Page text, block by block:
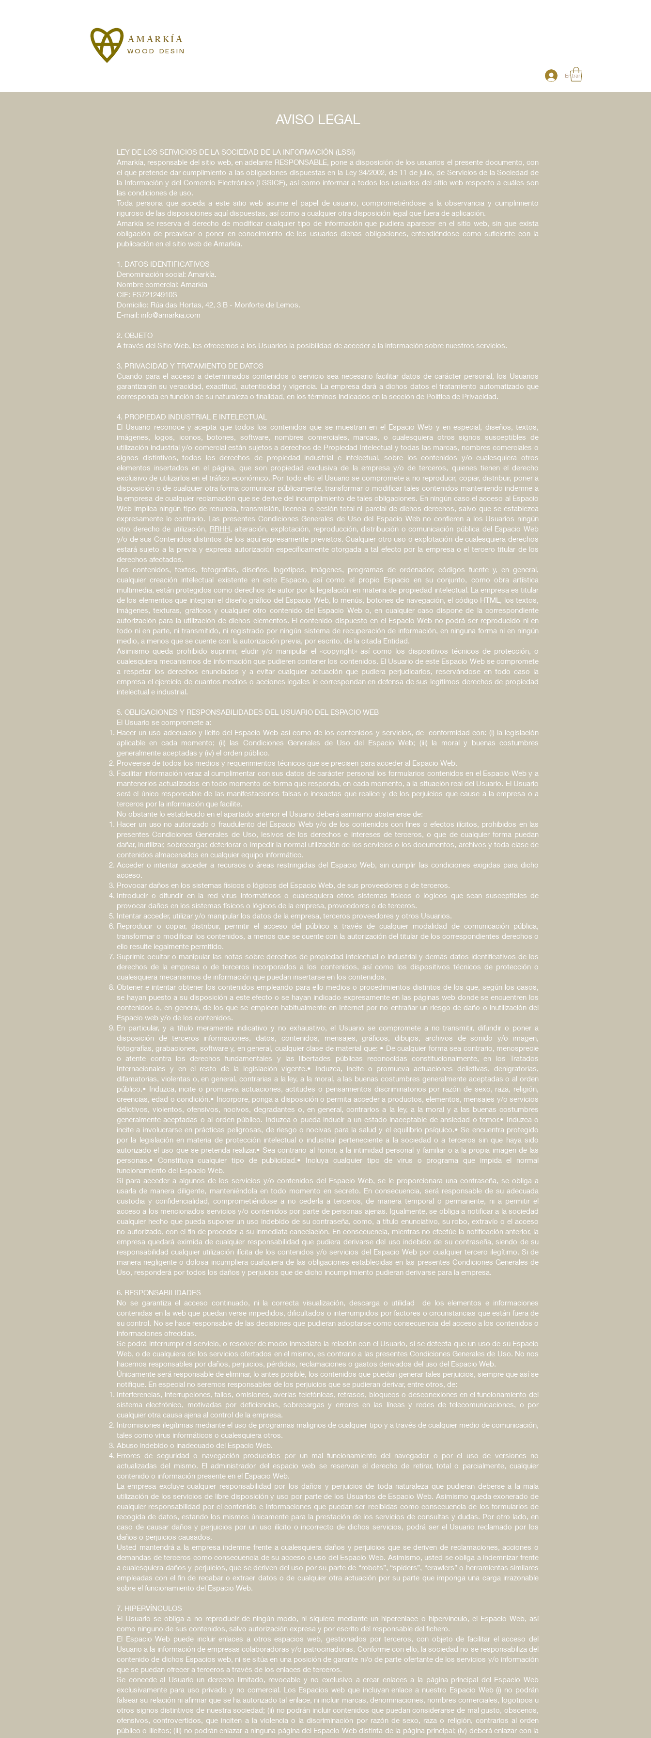
AMARKÍA
WOOD DESIN
Entrar
AVISO LEGAL
LEY DE LOS SERVICIOS DE LA SOCIEDAD DE LA INFORMACIÓN (LSSI)
Amarkía, responsable del sitio web, en adelante RESPONSABLE, pone a disposición de los usuarios el presente documento, con
el que pretende dar cumplimiento a las obligaciones dispuestas en la Ley 34/2002, de 11 de julio, de Servicios de la Sociedad de
la Información y del Comercio Electrónico (LSSICE), así como informar a todos los usuarios del sitio web respecto a cuáles son
las condiciones de uso.
Toda persona que acceda a este sitio web asume el papel de usuario, comprometiéndose a la observancia y cumplimiento
riguroso de las disposiciones aquí dispuestas, así como a cualquier otra disposición legal que fuera de aplicación.
Amarkía se reserva el derecho de modificar cualquier tipo de información que pudiera aparecer en el sitio web, sin que exista
obligación de preavisar o poner en conocimiento de los usuarios dichas obligaciones, entendiéndose como suficiente con la
publicación en el sitio web de Amarkía.
1. DATOS IDENTIFICATIVOS
Denominación social: Amarkía.
Nombre comercial: Amarkía
CIF: ES72124910S
Domicilio: Rúa das Hortas, 42, 3 B - Monforte de Lemos.
E-mail: info@amarkia.com
2. OBJETO
A través del Sitio Web, les ofrecemos a los Usuarios la posibilidad de acceder a la información sobre nuestros servicios.
3. PRIVACIDAD Y TRATAMIENTO DE DATOS
Cuando para el acceso a determinados contenidos o servicio sea necesario facilitar datos de carácter personal, los Usuarios
garantizarán su veracidad, exactitud, autenticidad y vigencia. La empresa dará a dichos datos el tratamiento automatizado que
corresponda en función de su naturaleza o finalidad, en los términos indicados en la sección de Política de Privacidad.
4. PROPIEDAD INDUSTRIAL E INTELECTUAL
El Usuario reconoce y acepta que todos los contenidos que se muestran en el Espacio Web y en especial, diseños, textos,
imágenes, logos, iconos, botones, software, nombres comerciales, marcas, o cualesquiera otros signos susceptibles de
utilización industrial y/o comercial están sujetos a derechos de Propiedad Intelectual y todas las marcas, nombres comerciales o
signos distintivos, todos los derechos de propiedad industrial e intelectual, sobre los contenidos y/o cualesquiera otros
elementos insertados en el página, que son propiedad exclusiva de la empresa y/o de terceros, quienes tienen el derecho
exclusivo de utilizarlos en el tráfico económico. Por todo ello el Usuario se compromete a no reproducir, copiar, distribuir, poner a
disposición o de cualquier otra forma comunicar públicamente, transformar o modificar tales contenidos manteniendo indemne a
la empresa de cualquier reclamación que se derive del incumplimiento de tales obligaciones. En ningún caso el acceso al Espacio
Web implica ningún tipo de renuncia, transmisión, licencia o cesión total ni parcial de dichos derechos, salvo que se establezca
expresamente lo contrario. Las presentes Condiciones Generales de Uso del Espacio Web no confieren a los Usuarios ningún
otro derecho de utilización, RRHH, alteración, explotación, reproducción, distribución o comunicación pública del Espacio Web
y/o de sus Contenidos distintos de los aquí expresamente previstos. Cualquier otro uso o explotación de cualesquiera derechos
estará sujeto a la previa y expresa autorización específicamente otorgada a tal efecto por la empresa o el tercero titular de los
derechos afectados.
Los contenidos, textos, fotografías, diseños, logotipos, imágenes, programas de ordenador, códigos fuente y, en general,
cualquier creación intelectual existente en este Espacio, así como el propio Espacio en su conjunto, como obra artística
multimedia, están protegidos como derechos de autor por la legislación en materia de propiedad intelectual. La empresa es titular
de los elementos que integran el diseño gráfico del Espacio Web, lo menús, botones de navegación, el código HTML, los textos,
imágenes, texturas, gráficos y cualquier otro contenido del Espacio Web o, en cualquier caso dispone de la correspondiente
autorización para la utilización de dichos elementos. El contenido dispuesto en el Espacio Web no podrá ser reproducido ni en
todo ni en parte, ni transmitido, ni registrado por ningún sistema de recuperación de información, en ninguna forma ni en ningún
medio, a menos que se cuente con la autorización previa, por escrito, de la citada Entidad.
Asimismo queda prohibido suprimir, eludir y/o manipular el «copyright» así como los dispositivos técnicos de protección, o
cualesquiera mecanismos de información que pudieren contener los contenidos. El Usuario de este Espacio Web se compromete
a respetar los derechos enunciados y a evitar cualquier actuación que pudiera perjudicarlos, reservándose en todo caso la
empresa el ejercicio de cuantos medios o acciones legales le correspondan en defensa de sus legítimos derechos de propiedad
intelectual e industrial.
5. OBLIGACIONES Y RESPONSABILIDADES DEL USUARIO DEL ESPACIO WEB
El Usuario se compromete a:
Hacer un uso adecuado y lícito del Espacio Web así como de los contenidos y servicios, de conformidad con: (i) la legislación
aplicable en cada momento; (ii) las Condiciones Generales de Uso del Espacio Web; (iii) la moral y buenas costumbres
generalmente aceptadas y (iv) el orden público.
Proveerse de todos los medios y requerimientos técnicos que se precisen para acceder al Espacio Web.
Facilitar información veraz al cumplimentar con sus datos de carácter personal los formularios contenidos en el Espacio Web y a
mantenerlos actualizados en todo momento de forma que responda, en cada momento, a la situación real del Usuario. El Usuario
será el único responsable de las manifestaciones falsas o inexactas que realice y de los perjuicios que cause a la empresa o a
terceros por la información que facilite.
No obstante lo establecido en el apartado anterior el Usuario deberá asimismo abstenerse de:
Hacer un uso no autorizado o fraudulento del Espacio Web y/o de los contenidos con fines o efectos ilícitos, prohibidos en las
presentes Condiciones Generales de Uso, lesivos de los derechos e intereses de terceros, o que de cualquier forma puedan
dañar, inutilizar, sobrecargar, deteriorar o impedir la normal utilización de los servicios o los documentos, archivos y toda clase de
contenidos almacenados en cualquier equipo informático.
Acceder o intentar acceder a recursos o áreas restringidas del Espacio Web, sin cumplir las condiciones exigidas para dicho
acceso.
Provocar daños en los sistemas físicos o lógicos del Espacio Web, de sus proveedores o de terceros.
Introducir o difundir en la red virus informáticos o cualesquiera otros sistemas físicos o lógicos que sean susceptibles de
provocar daños en los sistemas físicos o lógicos de la empresa, proveedores o de terceros.
Intentar acceder, utilizar y/o manipular los datos de la empresa, terceros proveedores y otros Usuarios.
Reproducir o copiar, distribuir, permitir el acceso del público a través de cualquier modalidad de comunicación pública,
transformar o modificar los contenidos, a menos que se cuente con la autorización del titular de los correspondientes derechos o
ello resulte legalmente permitido.
Suprimir, ocultar o manipular las notas sobre derechos de propiedad intelectual o industrial y demás datos identificativos de los
derechos de la empresa o de terceros incorporados a los contenidos, así como los dispositivos técnicos de protección o
cualesquiera mecanismos de información que puedan insertarse en los contenidos.
Obtener e intentar obtener los contenidos empleando para ello medios o procedimientos distintos de los que, según los casos,
se hayan puesto a su disposición a este efecto o se hayan indicado expresamente en las páginas web donde se encuentren los
contenidos o, en general, de los que se empleen habitualmente en Internet por no entrañar un riesgo de daño o inutilización del
Espacio web y/o de los contenidos.
En particular, y a título meramente indicativo y no exhaustivo, el Usuario se compromete a no transmitir, difundir o poner a
disposición de terceros informaciones, datos, contenidos, mensajes, gráficos, dibujos, archivos de sonido y/o imagen,
fotografías, grabaciones, software y, en general, cualquier clase de material que: • De cualquier forma sea contrario, menosprecie
o atente contra los derechos fundamentales y las libertades públicas reconocidas constitucionalmente, en los Tratados
Internacionales y en el resto de la legislación vigente.• Induzca, incite o promueva actuaciones delictivas, denigratorias,
difamatorias, violentas o, en general, contrarias a la ley, a la moral, a las buenas costumbres generalmente aceptadas o al orden
público.• Induzca, incite o promueva actuaciones, actitudes o pensamientos discriminatorios por razón de sexo, raza, religión,
creencias, edad o condición.• Incorpore, ponga a disposición o permita acceder a productos, elementos, mensajes y/o servicios
delictivos, violentos, ofensivos, nocivos, degradantes o, en general, contrarios a la ley, a la moral y a las buenas costumbres
generalmente aceptadas o al orden público. Induzca o pueda inducir a un estado inaceptable de ansiedad o temor.• Induzca o
incite a involucrarse en prácticas peligrosas, de riesgo o nocivas para la salud y el equilibrio psíquico.• Se encuentra protegido
por la legislación en materia de protección intelectual o industrial perteneciente a la sociedad o a terceros sin que haya sido
autorizado el uso que se pretenda realizar.• Sea contrario al honor, a la intimidad personal y familiar o a la propia imagen de las
personas.• Constituya cualquier tipo de publicidad.• Incluya cualquier tipo de virus o programa que impida el normal
funcionamiento del Espacio Web.
Si para acceder a algunos de los servicios y/o contenidos del Espacio Web, se le proporcionara una contraseña, se obliga a
usarla de manera diligente, manteniéndola en todo momento en secreto. En consecuencia, será responsable de su adecuada
custodia y confidencialidad, comprometiéndose a no cederla a terceros, de manera temporal o permanente, ni a permitir el
acceso a los mencionados servicios y/o contenidos por parte de personas ajenas. Igualmente, se obliga a notificar a la sociedad
cualquier hecho que pueda suponer un uso indebido de su contraseña, como, a título enunciativo, su robo, extravío o el acceso
no autorizado, con el fin de proceder a su inmediata cancelación. En consecuencia, mientras no efectúe la notificación anterior, la
empresa quedará eximida de cualquier responsabilidad que pudiera derivarse del uso indebido de su contraseña, siendo de su
responsabilidad cualquier utilización ilícita de los contenidos y/o servicios del Espacio Web por cualquier tercero ilegítimo. Si de
manera negligente o dolosa incumpliera cualquiera de las obligaciones establecidas en las presentes Condiciones Generales de
Uso, responderá por todos los daños y perjuicios que de dicho incumplimiento pudieran derivarse para la empresa.
6. RESPONSABILIDADES
No se garantiza el acceso continuado, ni la correcta visualización, descarga o utilidad de los elementos e informaciones
contenidas en la web que puedan verse impedidos, dificultados o interrumpidos por factores o circunstancias que están fuera de
su control. No se hace responsable de las decisiones que pudieran adoptarse como consecuencia del acceso a los contenidos o
informaciones ofrecidas.
Se podrá interrumpir el servicio, o resolver de modo inmediato la relación con el Usuario, si se detecta que un uso de su Espacio
Web, o de cualquiera de los servicios ofertados en el mismo, es contrario a las presentes Condiciones Generales de Uso. No nos
hacemos responsables por daños, perjuicios, pérdidas, reclamaciones o gastos derivados del uso del Espacio Web.
Únicamente será responsable de eliminar, lo antes posible, los contenidos que puedan generar tales perjuicios, siempre que así se
notifique. En especial no seremos responsables de los perjuicios que se pudieran derivar, entre otros, de:
Interferencias, interrupciones, fallos, omisiones, averías telefónicas, retrasos, bloqueos o desconexiones en el funcionamiento del
sistema electrónico, motivadas por deficiencias, sobrecargas y errores en las líneas y redes de telecomunicaciones, o por
cualquier otra causa ajena al control de la empresa.
Intromisiones ilegítimas mediante el uso de programas malignos de cualquier tipo y a través de cualquier medio de comunicación,
tales como virus informáticos o cualesquiera otros.
Abuso indebido o inadecuado del Espacio Web.
Errores de seguridad o navegación producidos por un mal funcionamiento del navegador o por el uso de versiones no
actualizadas del mismo. El administrador del espacio web se reservan el derecho de retirar, total o parcialmente, cualquier
contenido o información presente en el Espacio Web.
La empresa excluye cualquier responsabilidad por los daños y perjuicios de toda naturaleza que pudieran deberse a la mala
utilización de los servicios de libre disposición y uso por parte de los Usuarios de Espacio Web. Asimismo queda exonerado de
cualquier responsabilidad por el contenido e informaciones que puedan ser recibidas como consecuencia de los formularios de
recogida de datos, estando los mismos únicamente para la prestación de los servicios de consultas y dudas. Por otro lado, en
caso de causar daños y perjuicios por un uso ilícito o incorrecto de dichos servicios, podrá ser el Usuario reclamado por los
daños o perjuicios causados.
Usted mantendrá a la empresa indemne frente a cualesquiera daños y perjuicios que se deriven de reclamaciones, acciones o
demandas de terceros como consecuencia de su acceso o uso del Espacio Web. Asimismo, usted se obliga a indemnizar frente
a cualesquiera daños y perjuicios, que se deriven del uso por su parte de “robots”, “spiders”, “crawlers” o herramientas similares
empleadas con el fin de recabar o extraer datos o de cualquier otra actuación por su parte que imponga una carga irrazonable
sobre el funcionamiento del Espacio Web.
7. HIPERVÍNCULOS
El Usuario se obliga a no reproducir de ningún modo, ni siquiera mediante un hiperenlace o hipervínculo, el Espacio Web, así
como ninguno de sus contenidos, salvo autorización expresa y por escrito del responsable del fichero.
El Espacio Web puede incluir enlaces a otros espacios web, gestionados por terceros, con objeto de facilitar el acceso del
Usuario a la información de empresas colaboradoras y/o patrocinadoras. Conforme con ello, la sociedad no se responsabiliza del
contenido de dichos Espacios web, ni se sitúa en una posición de garante ni/o de parte ofertante de los servicios y/o información
que se puedan ofrecer a terceros a través de los enlaces de terceros.
Se concede al Usuario un derecho limitado, revocable y no exclusivo a crear enlaces a la página principal del Espacio Web
exclusivamente para uso privado y no comercial. Los Espacios web que incluyan enlace a nuestro Espacio Web (i) no podrán
falsear su relación ni afirmar que se ha autorizado tal enlace, ni incluir marcas, denominaciones, nombres comerciales, logotipos u
otros signos distintivos de nuestra sociedad; (ii) no podrán incluir contenidos que puedan considerarse de mal gusto, obscenos,
ofensivos, controvertidos, que inciten a la violencia o la discriminación por razón de sexo, raza o religión, contrarios al orden
público o ilícitos; (iii) no podrán enlazar a ninguna página del Espacio Web distinta de la página principal; (iv) deberá enlazar con la